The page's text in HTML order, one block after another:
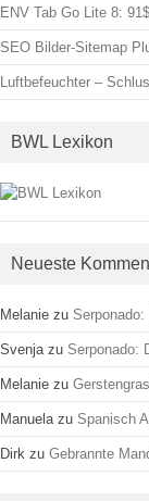
ENV Tab Go Lite 8:
SEO Bilder-Sitemap
Luftbefeuchter –
BWL Lexikon
Neueste
Melanie zu
Svenjazu Serponado:
Melanie zu
Manuelazu Spanisch
Dirk zu Gebrannte